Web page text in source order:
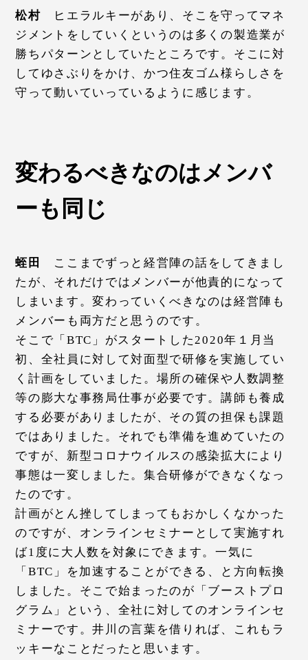
松村 ヒエラルキーがあり、そこを守ってマネ
ジメントをしていくというのは多くの製造業が
勝ちパターンとしていたところです。そこに対
してゆさぶりをかけ、かつ住友ゴム様らしさを
守って動いていっているように感じます。
変わるべきなのはメンバ
ーも同じ
蛭田
ここまでずっと経営陣の話をしてきまし
たが、それだけではメンバーが他責的になって
しまいます。変わっていくべきなのは経営陣も
メンバーも両方だと思うのです。
そこで「BTC」がスタートした2020年１月当
初、全社員に対して対面型で研修を実施してい
く計画をしていました。場所の確保や人数調整
等の膨大な事務局仕事が必要です。講師も養成
する必要がありましたが、その質の担保も課題
ではありました。それでも準備を進めていたの
ですが、新型コロナウイルスの感染拡大により
事態は一変しました。集合研修ができなくなっ
たのです。
計画がとん挫してしまってもおかしくなかった
のですが、オンラインセミナーとして実施すれ
ば1度に大人数を対象にできます。一気に
「BTC」を加速することができる、と方向転換
しました。そこで始まったのが「ブーストプロ
グラム」という、全社に対してのオンラインセ
ミナーです。井川の言葉を借りれば、これもラ
ッキーなことだったと思います。